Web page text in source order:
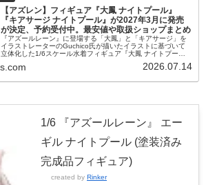
【アズレン】フィギュア『大鳳 ナイトプール』
『キアサージ ナイトプール』が2027年3月に発売
が決定、予約受付中。最安値や取扱ショップまとめ
『アズールレーン』に登場する「大鳳」と「キアサージ」を
イラストレーターのGuchico氏が描いたイラストに基づいて
立体化した1/6スケール水着フィギュア『大鳳 ナイトプー
扱ショップなど情報をまとめました。
2026.07.14
1/6 『アズールレーン』 エー
ギル ナイトプール (塗装済み
完成品フィギュア)
created by Rinker